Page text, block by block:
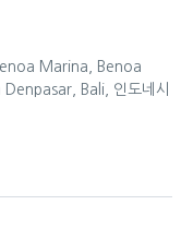
Marina, Benoa
Bali, 인도네시